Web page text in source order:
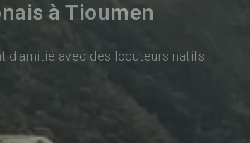
à Tioumen
d'amitié avec des locuteurs natifs